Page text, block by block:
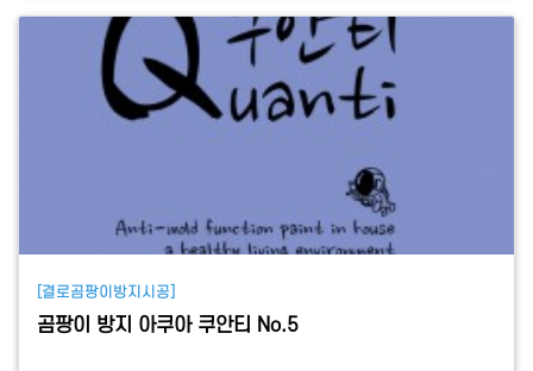
[결로곰팡이방지시공]
곰팡이 방지 아쿠아 쿠안티 No.5